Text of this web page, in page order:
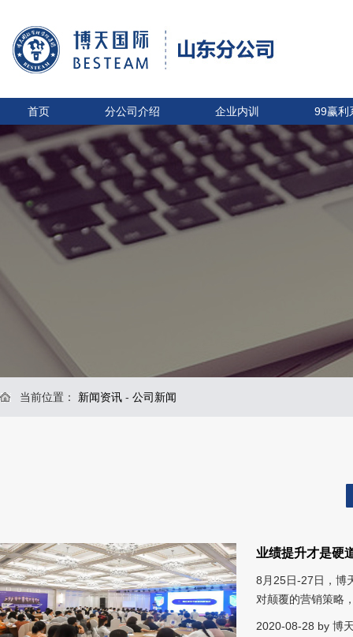
首页 分公司介绍 企业内训 99赢利
当前位置： 新闻资讯 - 公司新闻
业绩提升才是硬
8月25日-27日，博
对颠覆的营销策略
2020-08-28 by 博